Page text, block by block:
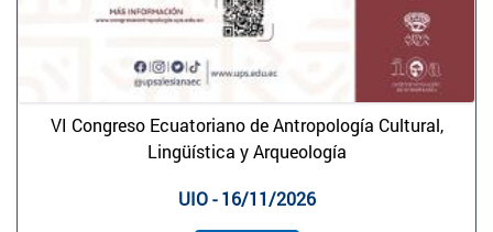
VI Congreso Ecuatoriano de Antropología Cultural,
Lingüística y Arqueología
UIO - 16/11/2026